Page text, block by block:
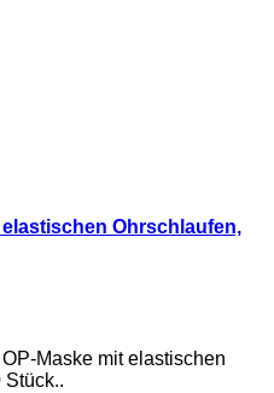
Ohrschlaufen,
Maske mit elastischen
Stück..